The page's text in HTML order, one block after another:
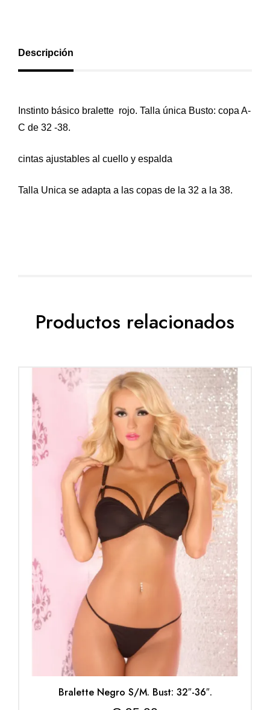
Descripción
Instinto básico bralette rojo. Talla única Busto: copa A-
C de 32 -38.
cintas ajustables al cuello y espalda
Talla Unica se adapta a las copas de la 32 a la 38.
Productos relacionados
Bralette Negro S/M. Bust: 32″-36″.